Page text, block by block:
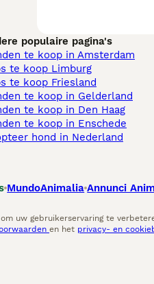
populaire pagina's
te koop in Amsterdam
te koop Limburg​
te koop Friesland​
te koop in Gelderland
te koop in Den Haag
te koop in Enschede
hond in Nederland
MundoAnimalia Annunci
uw gebruikerservaring te
en het privacy- en